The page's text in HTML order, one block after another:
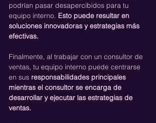
podrían pasar desapercibidos para tu
equipo interno. Esto puede resultar en
soluciones innovadoras y estrategias más
efectivas.
Finalmente, al trabajar con un consultor de
ventas, tu equipo interno puede centrarse
en sus responsabilidades principales
mientras el consultor se encarga de
desarrollar y ejecutar las estrategias de
ventas.